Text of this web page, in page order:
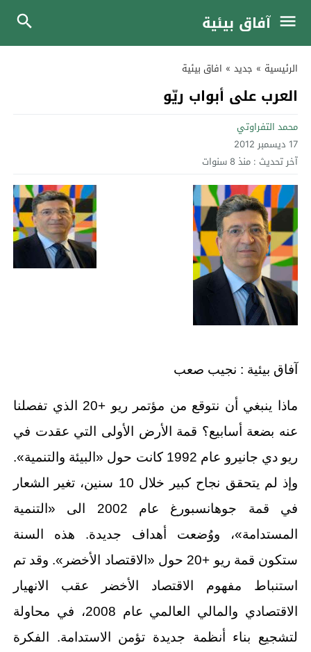
آفاق بيئية
الرئيسية » جديد » افاق بيئية
العرب على أبواب ريّو
محمد التفراوتي
17 ديسمبر 2012
آخر تحديث : منذ 8 سنوات
آفاق بيئية : نجيب صعب
ماذا ينبغي أن نتوقع من مؤتمر ريو +20 الذي تفصلنا
عنه بضعة أسابيع؟ قمة الأرض الأولى التي عقدت في
ريو دي جانيرو عام 1992 كانت حول «البيئة والتنمية».
وإذ لم يتحقق نجاح كبير خلال 10 سنين، تغير الشعار
في قمة جوهانسبورغ عام 2002 الى «التنمية
المستدامة»، ووُضعت أهداف جديدة. هذه السنة
ستكون قمة ريو +20 حول «الاقتصاد الأخضر». وقد تم
استنباط مفهوم الاقتصاد الأخضر عقب الانهيار
الاقتصادي والمالي العالمي عام 2008، في محاولة
لتشجيع بناء أنظمة جديدة تؤمن الاستدامة. الفكرة